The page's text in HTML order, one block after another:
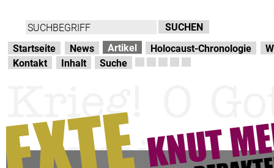
Startseite News Artikel Holocaust-Chronologie
Kontakt
Inhalt Suche